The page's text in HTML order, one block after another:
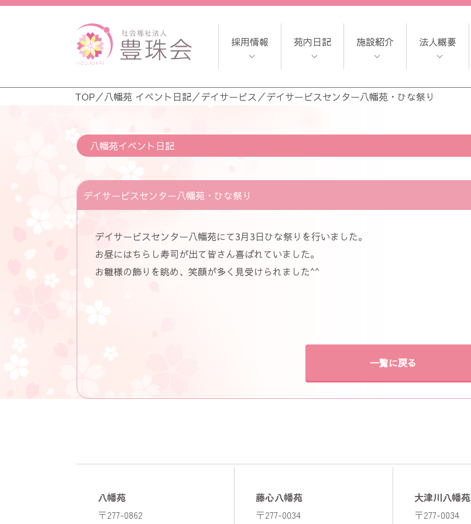
採用情報 苑内日記 施設紹介 法人概要
TOP／八幡苑 イベント日記／デイサービス ／デイサービスセンター八幡苑・ひな祭り
八幡苑イベント日記
デイサービスセンター八幡苑・ひな祭り
デイサービスセンター八幡苑にて3月3日ひな祭りを行いました。
お昼にはちらし寿司が出て皆さん喜ばれていました。
お雛様の飾りを眺め、笑顔が多く見受けられました^^
一覧に戻る
八幡苑
〒277-0862
藤心八幡苑
〒277-0034
大津川八幡苑
〒277-0034